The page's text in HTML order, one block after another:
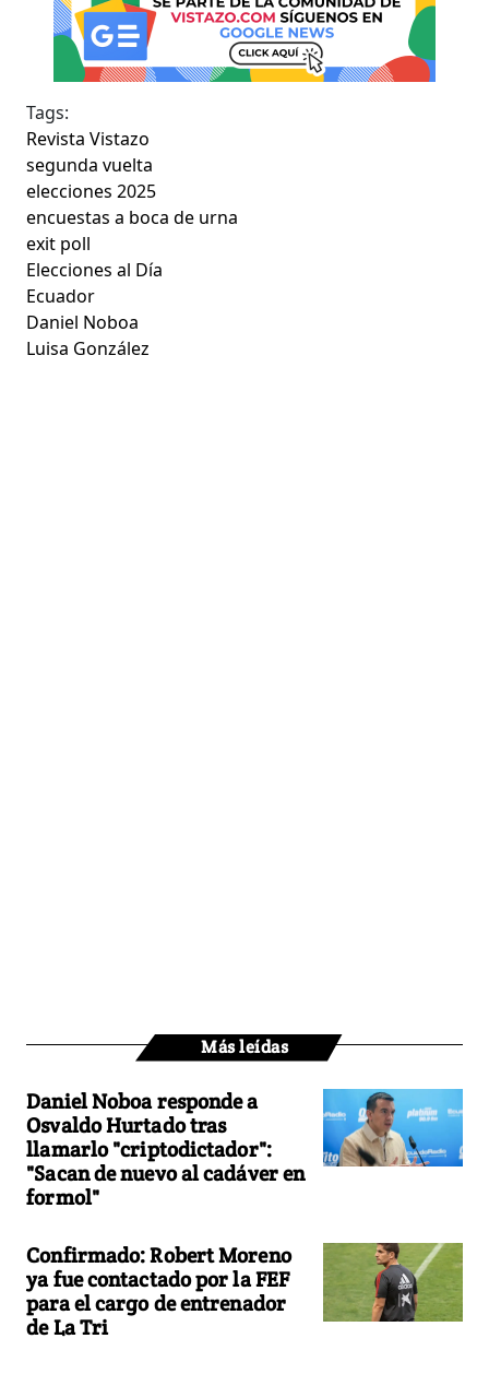
Tags:
Revista Vistazo
segunda vuelta
elecciones 2025
encuestas a boca de urna
exit poll
Elecciones al Día
Ecuador
Daniel Noboa
Luisa González
Más leídas
Daniel Noboa responde a
Osvaldo Hurtado tras
llamarlo "criptodictador":
"Sacan de nuevo al cadáver en
formol"
Confirmado: Robert Moreno
ya fue contactado por la FEF
para el cargo de entrenador
de La Tri